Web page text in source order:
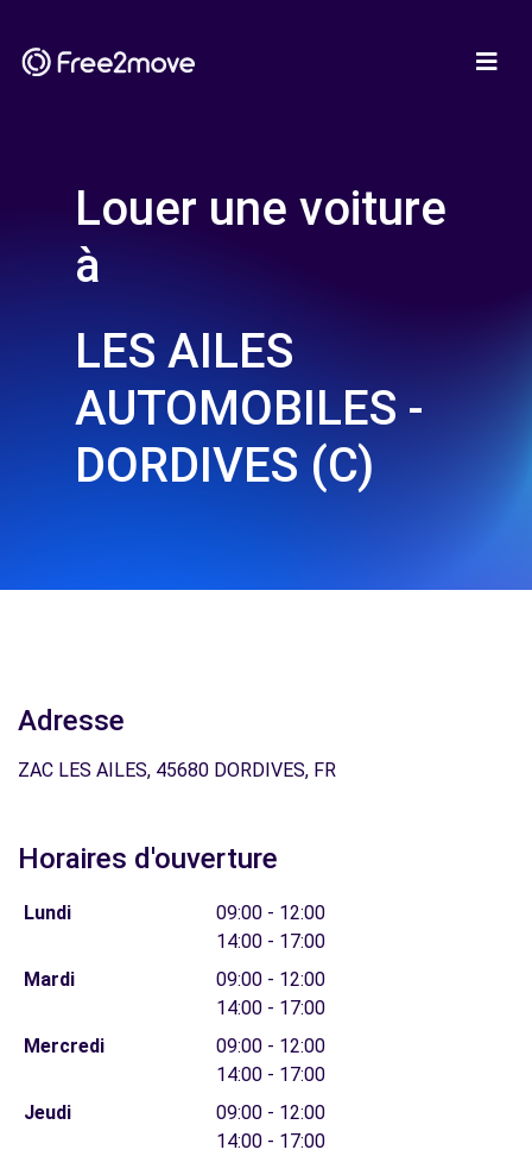
Louer une voiture
à
LES AILES
AUTOMOBILES -
DORDIVES (C)
Adresse
ZAC LES AILES, 45680 DORDIVES, FR
Horaires d'ouverture
Lundi
09:00 - 12:00
14:00 - 17:00
Mardi
09:00 - 12:00
14:00 - 17:00
Mercredi
09:00 - 12:00
14:00 - 17:00
Jeudi
09:00 - 12:00
14:00 - 17:00